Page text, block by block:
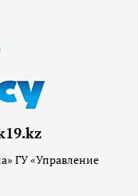
ГУ «Управление